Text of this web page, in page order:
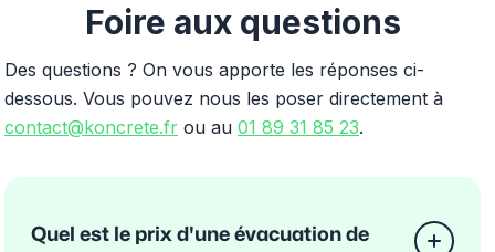
Foire aux questions
Des questions ? On vous apporte les réponses ci-
dessous. Vous pouvez nous les poser directement à
contact@koncrete.fr ou au 01 89 31 85 23.
Quel est le prix d'une évacuation de